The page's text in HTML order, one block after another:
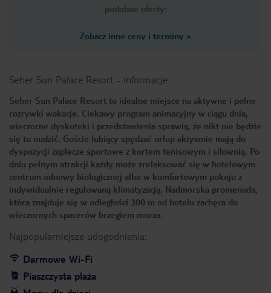
podobne oferty:
Zobacz inne ceny i terminy »
Seher Sun Palace Resort - informacje
Seher Sun Palace Resort to idealne miejsce na aktywne i pełne
rozrywki wakacje. Ciekawy program animacyjny w ciągu dnia,
wieczorne dyskoteki i przedstawienia sprawią, że nikt nie będzie
się tu nudzić. Goście lubiący spędzać urlop aktywnie mają do
dyspozycji zaplecze sportowe z kortem tenisowym i siłownią. Po
dniu pełnym atrakcji każdy może zrelaksować się w hotelowym
centrum odnowy biologicznej albo w komfortowym pokoju z
indywidualnie regulowaną klimatyzacją. Nadmorska promenada,
która znajduje się w odległości 300 m od hotelu zachęca do
wieczornych spacerów brzegiem morza.
Najpopularniejsze udogodnienia:
Darmowe Wi-Fi
Piaszczysta plaża